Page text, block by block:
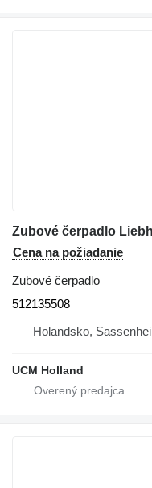
Cena na požiadanie
Zubové čerpadlo
512135508
Holandsko,
UCM Holland